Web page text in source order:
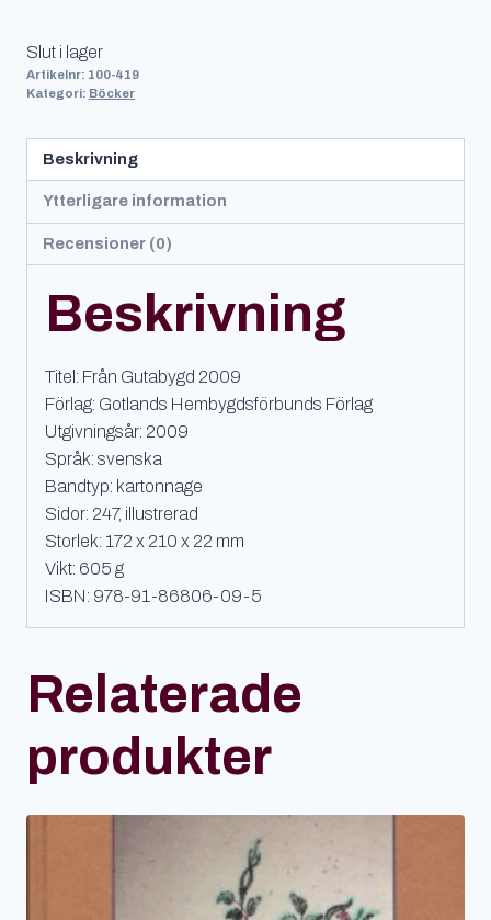
Slut i lager
Artikelnr: 100-419
Kategori: Böcker
Beskrivning
Ytterligare information
Recensioner (0)
Beskrivning
Titel: Från Gutabygd 2009
Förlag: Gotlands Hembygdsförbunds Förlag
Utgivningsår: 2009
Språk: svenska
Bandtyp: kartonnage
Sidor: 247, illustrerad
Storlek: 172 x 210 x 22 mm
Vikt: 605 g
ISBN: 978-91-86806-09-5
Relaterade
produkter